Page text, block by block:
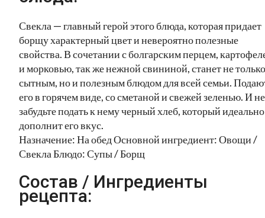
Свекла — главный герой этого блюда, которая придает
борщу характерный цвет и невероятно полезные
свойства. В сочетании с болгарским перцем,
и морковью, так же нежной свининой, станет не только
сытным, но и полезным блюдом для всей семьи.
его в горячем виде, со сметаной и свежей зеленью. И не
забудьте подать к нему черный хлеб, который идеально
дополнит его вкус.
Назначение: На обед Основной ингредиент: Овощи /
Свекла Блюдо: Супы / Борщ
Состав / Ингредиенты
рецепта: